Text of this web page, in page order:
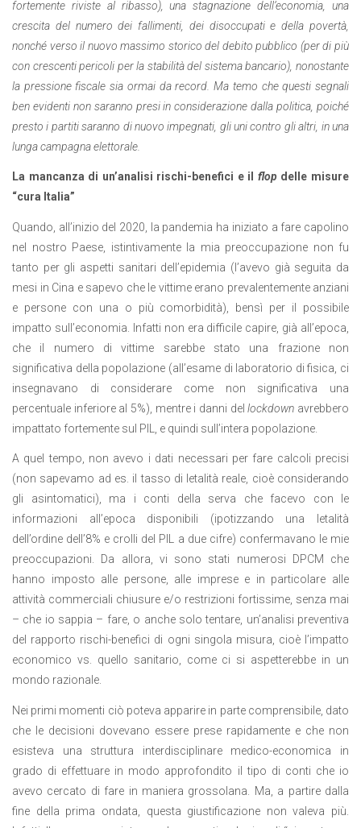
fortemente riviste al ribasso), una stagnazione dell’economia, una
crescita del numero dei fallimenti, dei disoccupati e della povertà,
nonché verso il nuovo massimo storico del debito pubblico (per di più
con crescenti pericoli per la stabilità del sistema bancario), nonostante
la pressione fiscale sia ormai da record. Ma temo che questi segnali
ben evidenti non saranno presi in considerazione dalla politica, poiché
presto i partiti saranno di nuovo impegnati, gli uni contro gli altri, in una
lunga campagna elettorale.
La mancanza di un’analisi rischi-benefici e il flop delle misure
“cura Italia”
Quando, all’inizio del 2020, la pandemia ha iniziato a fare capolino
nel nostro Paese, istintivamente la mia preoccupazione non fu
tanto per gli aspetti sanitari dell’epidemia (l’avevo già seguita da
mesi in Cina e sapevo che le vittime erano prevalentemente anziani
e persone con una o più comorbidità), bensì per il possibile
impatto sull’economia. Infatti non era difficile capire, già all’epoca,
che il numero di vittime sarebbe stato una frazione non
significativa della popolazione (all’esame di laboratorio di fisica, ci
insegnavano di considerare come non significativa una
percentuale inferiore al 5%), mentre i danni dellockdown avrebbero
impattato fortemente sul PIL, e quindi sull’intera popolazione.
A quel tempo, non avevo i dati necessari per fare calcoli precisi
(non sapevamo ad es. il tasso di letalità reale, cioè considerando
gli asintomatici), ma i conti della serva che facevo con le
informazioni all’epoca disponibili (ipotizzando una letalità
dell’ordine dell’8% e crolli del PIL a due cifre) confermavano le mie
preoccupazioni. Da allora, vi sono stati numerosi DPCM che
hanno imposto alle persone, alle imprese e in particolare alle
attività commerciali chiusure e/o restrizioni fortissime, senza mai
– che io sappia – fare, o anche solo tentare, un’analisi preventiva
del rapporto rischi-benefici di ogni singola misura, cioè l’impatto
economico vs. quello sanitario, come ci si aspetterebbe in un
mondo razionale.
Nei primi momenti ciò poteva apparire in parte comprensibile, dato
che le decisioni dovevano essere prese rapidamente e che non
esisteva una struttura interdisciplinare medico-economica in
grado di effettuare in modo approfondito il tipo di conti che io
avevo cercato di fare in maniera grossolana. Ma, a partire dalla
fine della prima ondata, questa giustificazione non valeva più.